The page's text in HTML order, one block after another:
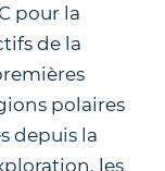
pour la
de la
polaires
depuis la
les